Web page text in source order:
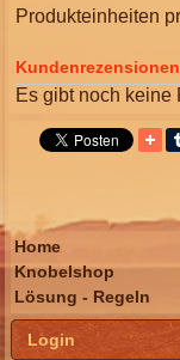
Produkteinheiten
Kundenrezensionen
Es gibt noch keine
Home
Knobelshop
Lösung - Regeln
Login